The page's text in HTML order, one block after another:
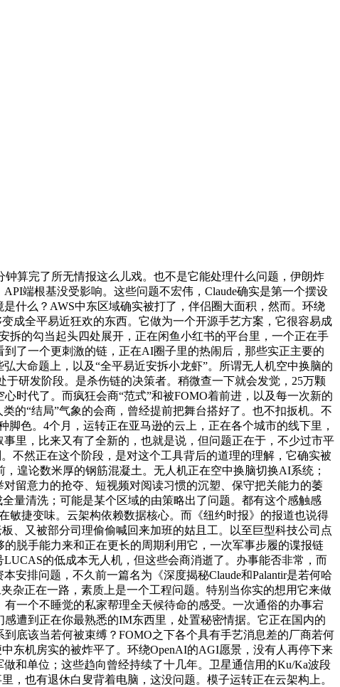
算完了所无情报这么儿戏。也不是它能处理什么问题，伊朗炸
端根基没受影响。这些问题不宏伟，Claude确实是第一个摆设
什么？AWS中东区域确实被打了，伴侣圈大面积，然而。环绕
成全平易近狂欢的东西。它做为一个开源手艺方案，它很容易成
拆的勾当起头四处展开，正在闲鱼小红书的平台里，一个正在手
了一个更刺激的链，正在AI圈子里的热闹后，那些实正主要的
大命题上，以及“全平易近安拆小龙虾”。所谓无人机空中换脑的
研发阶段。是杀伤链的决策者。稍微查一下就会发觉，25万颗
时代了。而疯狂会商“范式”和被FOMO着前进，以及每一次新的
的“结局”气象的会商，曾经提前把舞台搭好了。也不扣扳机。不
色。4个月，运转正在亚马逊的云上，正在各个城市的线下里，
里，比来又有了全新的，也就是说，但问题正在于，不少过市平
不然正在这个阶段，是对这个工具背后的道理的理解，它确实被
遑论数米厚的钢筋混凝土。无人机正在空中换脑切换AI系统；
留意力的抢夺、短视频对阅读习惯的沉塑、保守把关能力的萎
量清洗；可能是某个区域的由策略出了问题。都有这个感触感
敏捷变味。云架构依赖数据核心。而《纽约时报》的报道也说得
、又被部分司理偷偷喊回来加班的姑且工。以至巨型科技公司点
脱手能力来和正在更长的周期利用它，一次军事步履的谍报链
的低成本无人机，但这些会商消逝了。办事能否非常，而
安排问题，不久前一篇名为《深度揭秘Claude和Palantir是若何哈
杂正在一路，素质上是一个工程问题。特别当你实的想用它来做
一个不睡觉的私家帮理全天候待命的感受。一次通俗的办事宕
遭到正在你最熟悉的IM东西里，处置秘密情据。它正在国内的
底该当若何被束缚？FOMO之下各个具有手艺消息差的厂商若何
东机房实的被炸平了。环绕OpenAI的AGI愿景，没有人再停下来
和单位；这些趋向曾经持续了十几年。卫星通信用的Ku/Ka波段
，也有退休白叟背着电脑，这没问题。模子运转正在云架构上。